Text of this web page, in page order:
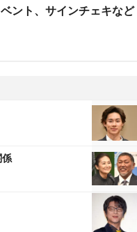
ント、サインチェキなど